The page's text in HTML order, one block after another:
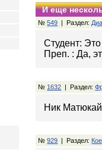
И еще
№549 | Раздел:
Студент:
Преп. : Да,
№ 1632 | Раздел:
Ник
№929 | Раздел: